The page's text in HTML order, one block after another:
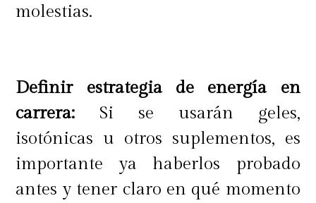
molestias.
Definir estrategia de energía en
carrera: Si se usarán geles,
isotónicas u otros suplementos, es
importante ya haberlos probado
antes y tener claro en qué momento